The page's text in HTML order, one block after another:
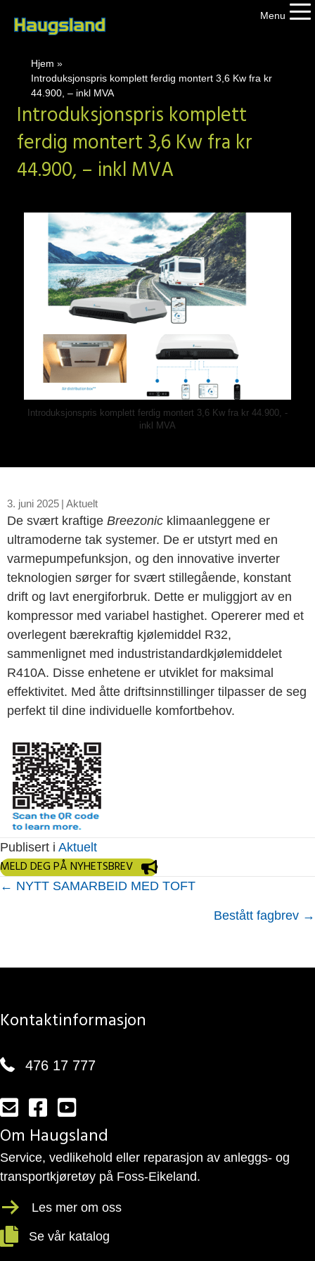
Menu
Hjem »
Introduksjonspris komplett ferdig montert 3,6 Kw fra kr
44.900, – inkl MVA
Introduksjonspris komplett
ferdig montert 3,6 Kw fra kr
44.900, – inkl MVA
Introduksjonspris komplett ferdig montert 3,6 Kw fra kr 44.900, -
inkl MVA
3. juni 2025 | Aktuelt
De svært kraftige Breezonic klimaanleggene er
ultramoderne tak systemer. De er utstyrt med en
varmepumpefunksjon, og den innovative inverter
teknologien sørger for svært stillegående, konstant
drift og lavt energiforbruk. Dette er muliggjort av en
kompressor med variabel hastighet. Opererer med et
overlegent bærekraftig kjølemiddel R32,
sammenlignet med industristandardkjølemiddelet
R410A. Disse enhetene er utviklet for maksimal
effektivitet. Med åtte driftsinnstillinger tilpasser de seg
perfekt til dine individuelle komfortbehov.
Publisert i Aktuelt
MELD DEG PÅ NYHETSBREV
Posts
← NYTT SAMARBEID MED TOFT
Bestått fagbrev →
Kontaktinformasjon
476 17 777
Send en e-post til post@haugsland.no
Lenke til vår side på facebook
Vår YouTube kanal
Om Haugsland
Service, vedlikehold eller reparasjon av anleggs- og
transportkjøretøy på Foss-Eikeland.
Les mer om oss
Se vår katalog
Se vår katalog